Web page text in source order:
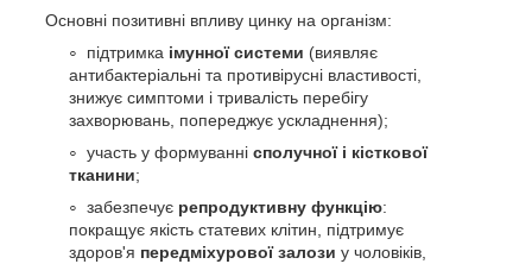
Основні позитивні впливу цинку на організм:
підтримка імунної системи (виявляє
антибактеріальні та противірусні властивості,
знижує симптоми і тривалість перебігу
захворювань, попереджує ускладнення);
участь у формуванні сполучної і кісткової
тканини;
забезпечує репродуктивну функцію:
покращує якість статевих клітин, підтримує
здоров'я передміхурової залози у чоловіків,